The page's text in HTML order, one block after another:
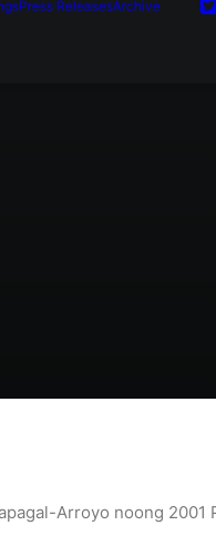
Press ReleasesArchive
Arroyo noong 2001